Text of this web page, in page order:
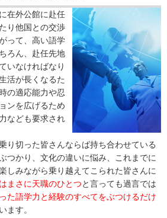
在外公館に赴任
り他国との交渉
って、高い語学
ろん、赴任先地
いなければなり
活が長くなるた
の適応能力や忍
ンを広げるため
なども要求され
り切った皆さんならば持ち合わせている
つかり、文化の違いに悩み、これまでに
しみながら乗り越えてこられた皆さんに
まさに天職のひとつと言っても過言では
た語学力と経験のすべてをぶつけるだけ
ます。